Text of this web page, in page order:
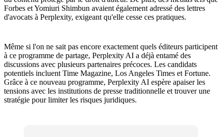
Forbes et Yomiuri Shimbun avaient également adressé des lettres
d'avocats à Perplexity, exigeant qu'elle cesse ces pratiques.
Même si l'on ne sait pas encore exactement quels éditeurs participent
à ce programme de partage, Perplexity AI a déjà entamé des
discussions avec plusieurs partenaires précoces. Les candidats
potentiels incluent Time Magazine, Los Angeles Times et Fortune.
Grâce à ce nouveau programme, Perplexity AI espère apaiser les
tensions avec les institutions de presse traditionnelle et trouver une
stratégie pour limiter les risques juridiques.